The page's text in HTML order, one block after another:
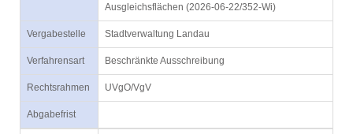
Ausgleichsflächen (2026-06-22/352-Wi)
Vergabestelle Stadtverwaltung Landau
Verfahrensart Beschränkte Ausschreibung
Rechtsrahmen UVgO/VgV
Abgabefrist